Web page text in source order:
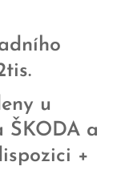
u
ŠKODA a
+